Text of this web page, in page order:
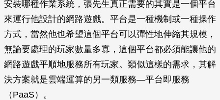
安裝哪種作業系統，張先生真正需要的其實是一個平台
來運行他設計的網路遊戲。平台是一種機制或一種操作
方式，當然他也希望這個平台可以彈性地伸縮其規模，
無論要處理的玩家數量多寡，這個平台都必須能讓他的
網路遊戲平順地服務所有玩家。類似這樣的需求，其解
決方案就是雲端運算的另一類服務—平台即服務
（PaaS）。